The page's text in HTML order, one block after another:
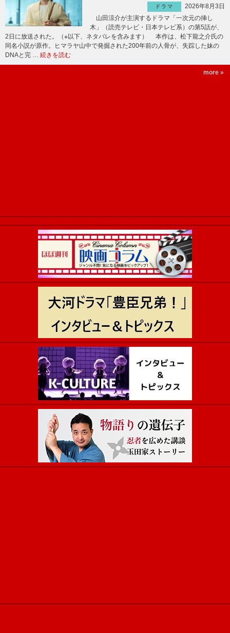
ドラマ
2026年8月3日
山田涼介が主演するドラマ「一次元の挿し
木」（読売テレビ・日本テレビ系）の第5話が、
2日に放送された。（※以下、ネタバレを含みます） 本作は、松下龍之介氏の
同名小説が原作。ヒマラヤ山中で発掘された200年前の人骨が、失踪した妹の
DNAと完 … 続きを読む
more »